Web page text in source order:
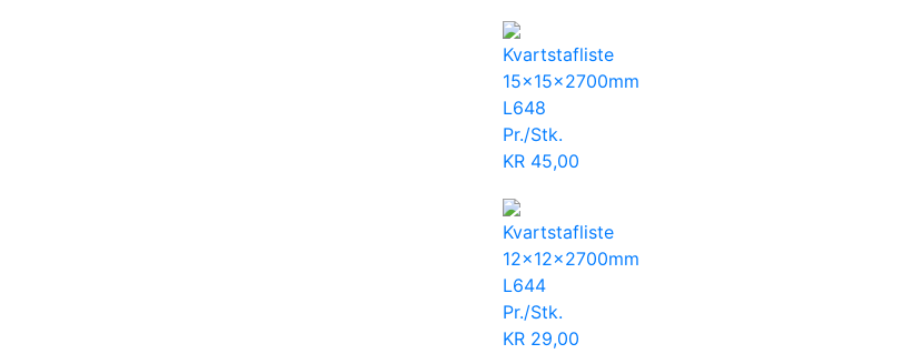
Kvartstafliste
15x15x2700mm
L648
Pr./Stk.
KR 45,00
Kvartstafliste
12x12x2700mm
L644
Pr./Stk.
KR 29,00